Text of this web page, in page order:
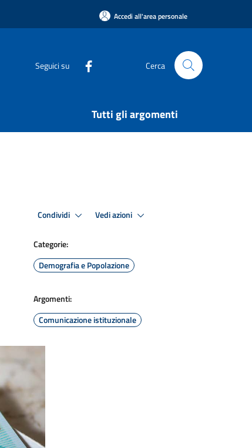
Accedi all'area personale
Seguici su Cerca
Tutti gli argomenti
Condividi Vedi azioni
Categorie:
Demografia e Popolazione
Argomenti:
Comunicazione istituzionale